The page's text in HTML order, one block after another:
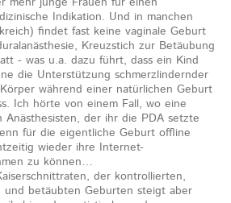
Indikation. Und in manchen
findet fast keine vaginale Geburt
Kreuzstich zur Betäubung
- was u.a. dazu führt, dass ein Kind
die Unterstützung schmerzlindernder
während einer natürlichen Geburt
Ich hörte von einem Fall, wo eine
der ihr die PDA setzte
für die eigentliche Geburt offline
wieder ihre Internet-
zu können…
der kontrollierten,
und betäubten Geburten steigt aber